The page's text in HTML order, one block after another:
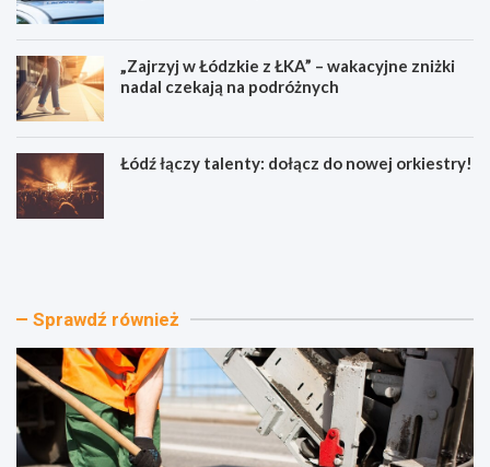
„Zajrzyj w Łódzkie z ŁKA” – wakacyjne zniżki
nadal czekają na podróżnych
Łódź łączy talenty: dołącz do nowej orkiestry!
N
r
r
e
o
n
P
j
w
Ł
d
z
Sprawdź również